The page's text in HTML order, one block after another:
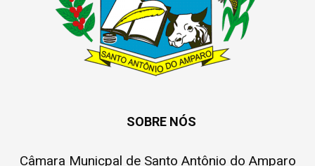
SOBRE NÓS
Câmara Municpal de Santo Antônio do Amparo